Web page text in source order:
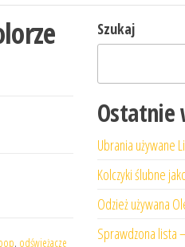
, odświeżacze
Szukaj
Ostatnie
Ubrania używane
Kolczyki ślubne
Odzież używana
Sprawdzona lista